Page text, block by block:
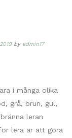
by admin17
i många olika
grå, brun, gul,
leran
lera är att göra